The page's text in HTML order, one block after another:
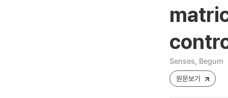
Senses, Begum
원문보기